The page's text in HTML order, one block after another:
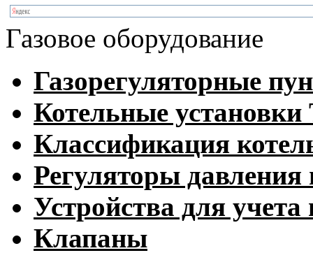
Газовое оборудование
Газорегуляторные
Котельные
Классификация
Регуляторы давления
Устройства для учета
Клапаны